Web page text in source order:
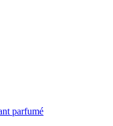
parfumé